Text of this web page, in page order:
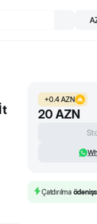
+0.4AZN
20 AZN
Çatdırılma